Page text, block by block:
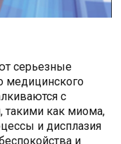
серьезные
медицинского
с
такими как миома,
и дисплазия
и